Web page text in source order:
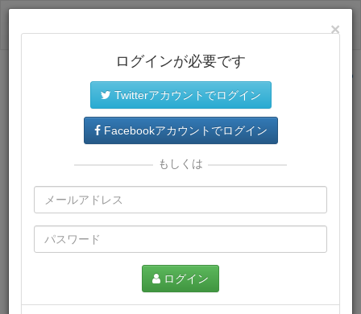
サイトトップに戻る
×
ログインが必要です
Twitterアカウントでログイン
Facebookアカウントでログイン
もしくは
ログイン